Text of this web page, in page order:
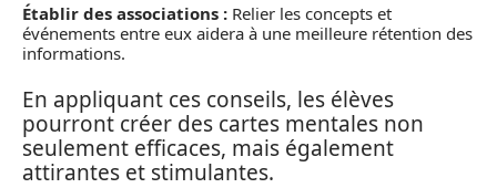
Établir des associations : Relier les concepts et
événements entre eux aidera à une meilleure rétention des
informations.
En appliquant ces conseils, les élèves
pourront créer des cartes mentales non
seulement efficaces, mais également
attirantes et stimulantes.